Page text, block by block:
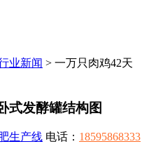
业新闻 > 一万只肉鸡42天
式发酵罐结构图
生产线 电话： 18595868333